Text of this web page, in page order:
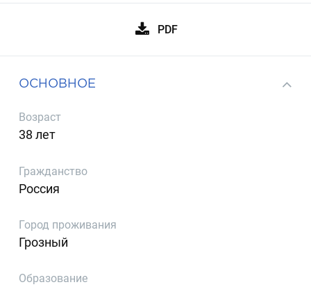
PDF
ОСНОВНОЕ
Возраст
38 лет
Гражданство
Россия
Город проживания
Грозный
Образование